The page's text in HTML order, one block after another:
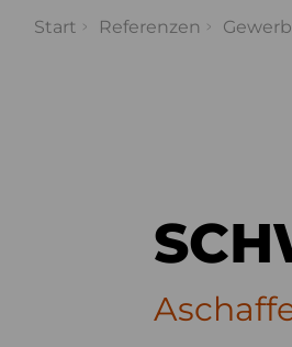
Start Referenzen